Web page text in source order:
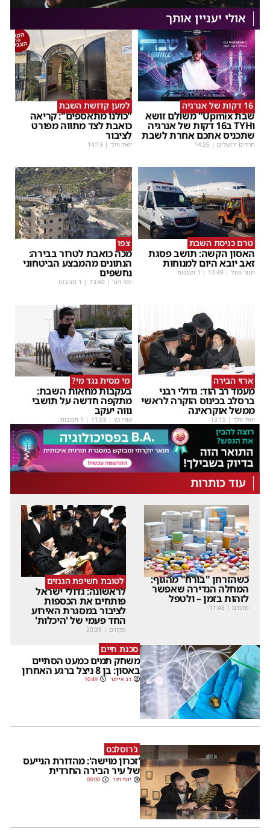
אולי יעניין אותך
16 דקות של אנרגיה
שבת Upmix" משולם זושא
וTYH ב16 דקות של אנרגיה
שתכניס אתכם אחרת לשבת
חרדים ירושלים |
14:26
למען קדושת השבת
"כולנו מתאספים": קריאה
כואבת לצד מתווה מפורט
לציבור
יואל וולך |
14:13
טרם כניסת השבת
האסון הקשה: תושב פסגת
זאב יובא היום למנוחות
חנוך פוגל |
13:49 | 1 תגובות
צפו
מכה כואבת לטרור בבירה:
הנתונים מהמבצע הביטחוני
נחשפים
יוסי וינר |
13:40 | 1 תגובות
ארזי הבירה
מעמד רב הוד: גדולי רבני
ברסלב בכינוס הוקרה לראשי
ממשל אוקראינה
יואל וולך |
13:15
מי מסית נגד מי?
בעקבות מחאות השבת:
מתקפה חדשה על תושבי
נווה יעקב
אורי כץ |
11:08 | 1 תגובות
עוד כותרות
כשהזרחן "בורח" מהגוף:
המחלה הנדירה שאפשר
לזהות בזמן – ולטפל
מקודם |
11:48
לטובת חשיפת הגנזים
לראשונה: גדולי ישראל
פותחים את הכספות
לציבור במסגרת האירוע
החד פעמי של 'היכלות'
מקודם |
20:39
סכנת חיים
משחק תמים כמעט הסתיים
באסון: בן 8 ניצל ברגע האחרון
דב אייזנר 10:49
ג'רוסלבס
'זכרון מוישה': מהדורת הנייעס
של עיר הבירה החרדית
יוסי וינר 00:00